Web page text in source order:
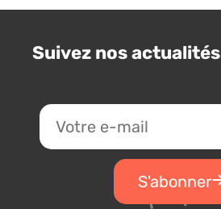
Suivez nos actualités